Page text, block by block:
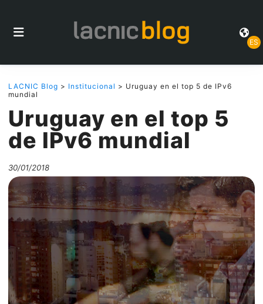
ES
LACNIC Blog > Institucional > Uruguay en el top 5 de IPv6
mundial
Uruguay en el top 5
de IPv6 mundial
30/01/2018